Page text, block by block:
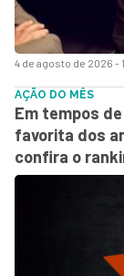
4 de agosto de 2026 -
AÇÃO DO MÊS
Em tempos
favorita dos
confira o